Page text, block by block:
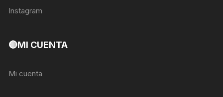
Instagram
🔴MI CUENTA
Mi cuenta